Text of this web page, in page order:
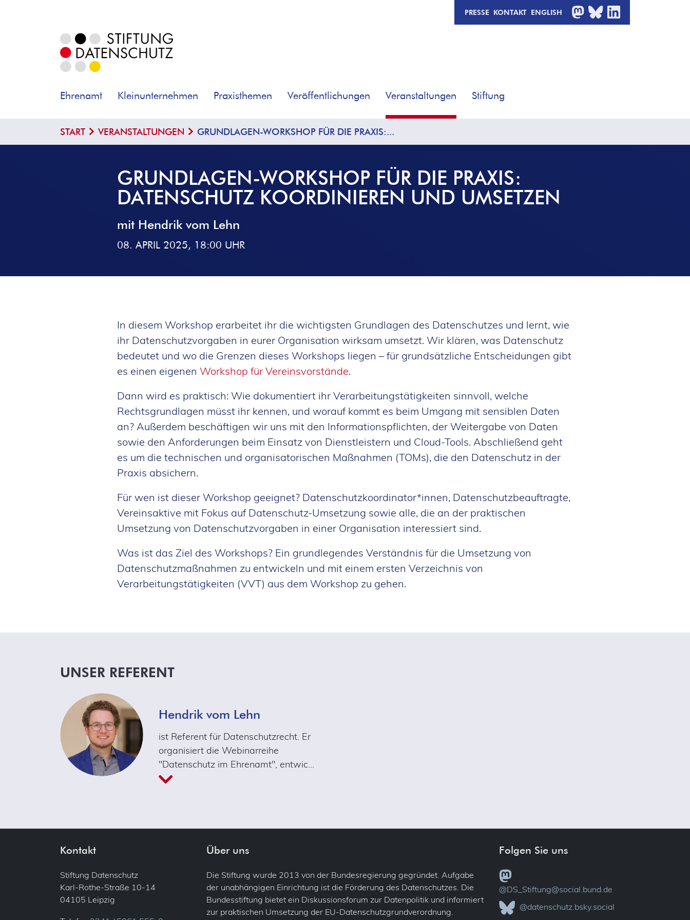
PRESSE KONTAKT ENGLISH MASTODON
BLUESKY
Ehrenamt Kleinunternehmen Praxisthemen Veröffentlichungen Veranstaltungen Stiftung
START VERANSTALTUNGEN GRUNDLAGEN-WORKSHOP FÜR DIE PRAXIS:...
GRUNDLAGEN-WORKSHOP FÜR DIE PRAXIS:
DATENSCHUTZ KOORDINIEREN UND UMSETZEN
mit Hendrik vom Lehn
08. APRIL 2025, 18:00 UHR
In diesem Workshop erarbeitet ihr die wichtigsten Grundlagen des Datenschutzes und lernt, wie
ihr Datenschutzvorgaben in eurer Organisation wirksam umsetzt. Wir klären, was Datenschutz
bedeutet und wo die Grenzen dieses Workshops liegen – für grundsätzliche Entscheidungen gibt
es einen eigenen Workshop für Vereinsvorstände.
Dann wird es praktisch: Wie dokumentiert ihr Verarbeitungstätigkeiten sinnvoll, welche
Rechtsgrundlagen müsst ihr kennen, und worauf kommt es beim Umgang mit sensiblen Daten
an? Außerdem beschäftigen wir uns mit den Informationspflichten, der Weitergabe von Daten
sowie den Anforderungen beim Einsatz von Dienstleistern und Cloud-Tools. Abschließend geht
es um die technischen und organisatorischen Maßnahmen (TOMs), die den Datenschutz in der
Praxis absichern.
Für wen ist dieser Workshop geeignet? Datenschutzkoordinator*innen, Datenschutzbeauftragte,
Vereinsaktive mit Fokus auf Datenschutz-Umsetzung sowie alle, die an der praktischen
Umsetzung von Datenschutzvorgaben in einer Organisation interessiert sind.
Was ist das Ziel des Workshops? Ein grundlegendes Verständnis für die Umsetzung von
Datenschutzmaßnahmen zu entwickeln und mit einem ersten Verzeichnis von
Verarbeitungstätigkeiten (VVT) aus dem Workshop zu gehen.
UNSER REFERENT
Hendrik vom Lehn
ist Referent für Datenschutzrecht. Er
organisiert die Webinarreihe
"Datenschutz im Ehrenamt", entwic…
Kontakt
Stiftung Datenschutz
Karl-Rothe-Straße 10-14
04105 Leipzig
Über uns
Die Stiftung wurde 2013 von der Bundesregierung gegründet. Aufgabe
der unabhängigen Einrichtung ist die Förderung des Datenschutzes. Die
Bundesstiftung bietet ein Diskussionsforum zur Datenpolitik und informiert
zur praktischen Umsetzung der EU-Datenschutzgrundverordnung.
Folgen Sie uns
@DS_Stiftung@social.bund.de
@datenschutz.bsky.social